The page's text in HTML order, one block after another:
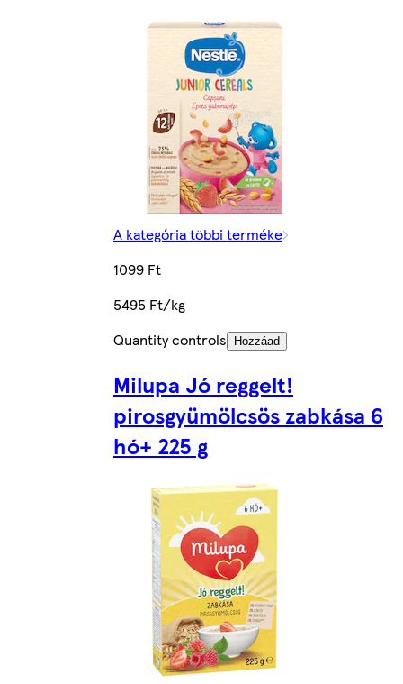
A kategória többi terméke
1099 Ft
5495 Ft/kg
Quantity controls
Hozzáad
Milupa Jó reggelt!
pirosgyümölcsös zabkása 6
hó+ 225 g